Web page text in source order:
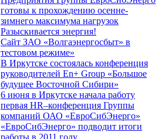
готовы к прохождению осенне-
зимнего максимума нагрузок
Разыскивается энергия!
Сайт ЗАО «Волгаэнергосбыт» в
тестовом режиме»
В Иркутске состоялась конференция
руководителей En+ Group «Большое
будущее Восточной Сибири»
6 июня в Иркутске начала работу
первая HR–конференция Группы
компаний ОАО «ЕвроСибЭнерго»
«ЕвроСибЭнерго» подводит итоги